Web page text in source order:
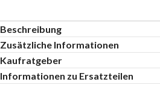
Beschreibung
Zusätzliche Informationen
Kaufratgeber
Informationen zu Ersatzteilen